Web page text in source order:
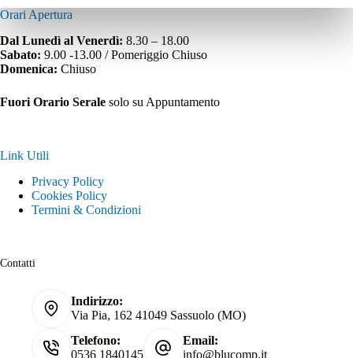
Orari Apertura
Dal Lunedì al Venerdì: 8.30 – 18.00
Sabato: 9.00 -13.00 / Pomeriggio Chiuso
Domenica: Chiuso
Fuori Orario Serale solo su Appuntamento
Link Utili
Privacy Policy
Cookies Policy
Termini & Condizioni
Contatti
Indirizzo:
Via Pia, 162 41049 Sassuolo (MO)
Telefono:
0536 1840145
Email:
info@blucomp.it